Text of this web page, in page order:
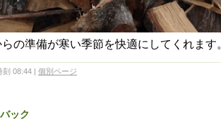
の準備が寒い季節を快適にしてくれます。
刻 08:44 | 個別ページ
ック